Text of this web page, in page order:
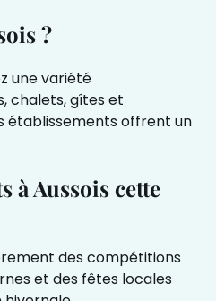
?
une variété
chalets, gîtes et
établissements offrent un
à Aussois cette
des compétitions
et des fêtes locales